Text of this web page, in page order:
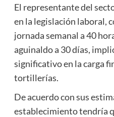
El representante del
en la legislación laboral,
jornada semanal a 40
aguinaldo a 30 días,
significativo en la carga
tortillerías.
De acuerdo con sus
establecimiento tendría